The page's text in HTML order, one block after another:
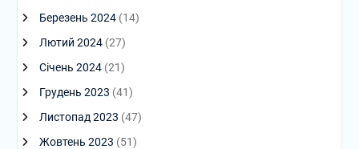
Березень 2024(14)
Лютий 2024(27)
Січень 2024(21)
Грудень 2023 (41)
Листопад 2023 (47)
Жовтень 2023 (51)